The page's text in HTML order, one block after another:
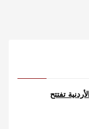
تفتتح